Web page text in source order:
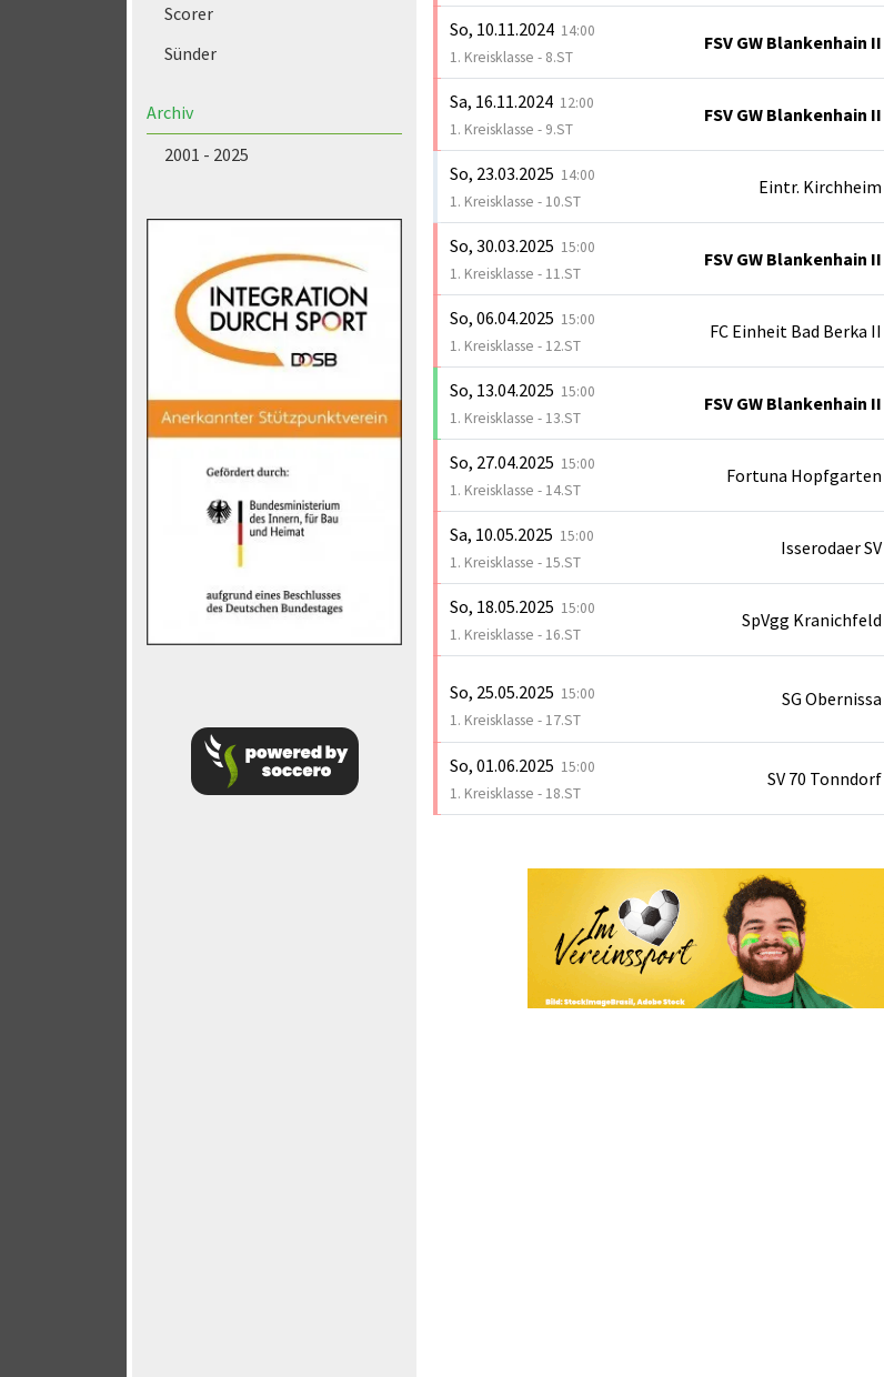
Scorer
Sünder
Archiv
2001 - 2025
So, 10.11.2024 14:00
1. Kreisklasse - 8.ST
FSV GW Blankenhain II
Sa, 16.11.2024 12:00
1. Kreisklasse - 9.ST
FSV GW Blankenhain II
So, 23.03.2025 14:00
1. Kreisklasse - 10.ST
Eintr. Kirchheim
So, 30.03.2025 15:00
1. Kreisklasse - 11.ST
FSV GW Blankenhain II
So, 06.04.2025 15:00
1. Kreisklasse - 12.ST
FC Einheit Bad Berka II
So, 13.04.2025 15:00
1. Kreisklasse - 13.ST
FSV GW Blankenhain II
So, 27.04.2025 15:00
1. Kreisklasse - 14.ST
Fortuna Hopfgarten
Sa, 10.05.2025 15:00
1. Kreisklasse - 15.ST
Isserodaer SV
So, 18.05.2025 15:00
1. Kreisklasse - 16.ST
SpVgg Kranichfeld
So, 25.05.2025 15:00
1. Kreisklasse - 17.ST
SG Obernissa
So, 01.06.2025 15:00
1. Kreisklasse - 18.ST
SV 70 Tonndorf